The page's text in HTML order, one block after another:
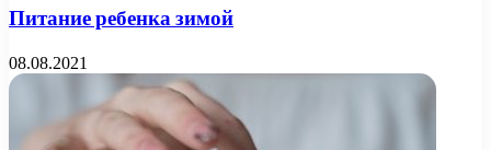
Питание ребенка зимой
08.08.2021